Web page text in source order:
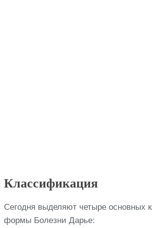
Классификация
Сегодня выделяют четыре основных
формы Болезни Дарье: